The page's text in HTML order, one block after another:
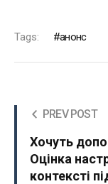
Tags: анонс
PREV POST
Хочуть
Оцінка
контексті